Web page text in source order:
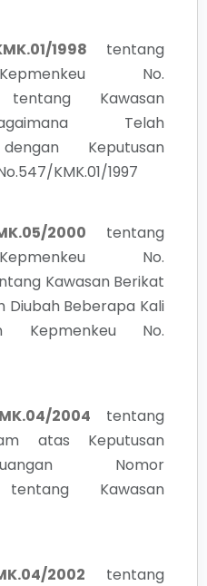
1998
tentang
No.
tentang Kawasan
Telah
Keputusan
KMK.01/1997
2000
tentang
No.
Kawasan Berikat
Diubah Beberapa Kali
Kepmenkeu No.
2004
tentang
atas Keputusan
Nomor
tentang Kawasan
2002
tentang